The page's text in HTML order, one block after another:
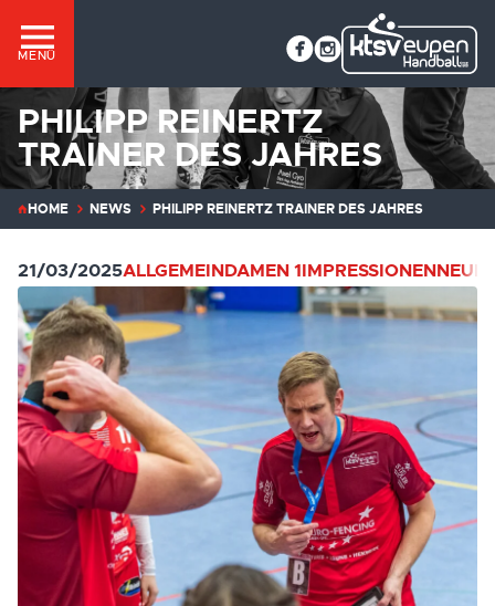
MENÜ
PHILIPP REINERTZ
TRAINER DES JAHRES
HOME NEWS PHILIPP REINERTZ TRAINER DES JAHRES
21/03/2025ALLGEMEINDAMEN 1IMPRESSIONEN